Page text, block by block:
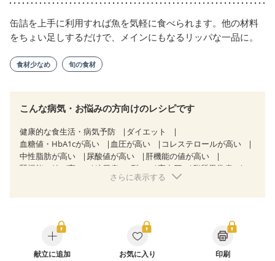
缶詰を上手に利用すれば魚を気軽に食べられます。他の材料
をちょい足しするだけで、メインにもなるリッパな一品に。
食材少なめ 旬の食材
こんな病気・お悩みの方向けのレシピです
健康的な食生活・病気予防
ダイエット
血糖値・HbA1cが高い
血圧が高い
コレステロールが高い
中性脂肪が高い
尿酸値が高い
肝機能の値が高い
腎機能の値が高い
糖尿病（2型） 高血圧
脂質異常症
狭心症 心筋梗塞
糖尿病性腎症（第３期）
CKD（ステージ１）
CKD（ステージ２）
CKD（ステージ３a）
乳がん（抗がん剤治療中）
乳がん（ホルモン療法中）
さらに表示する
献立に追加 お気に入り 印刷